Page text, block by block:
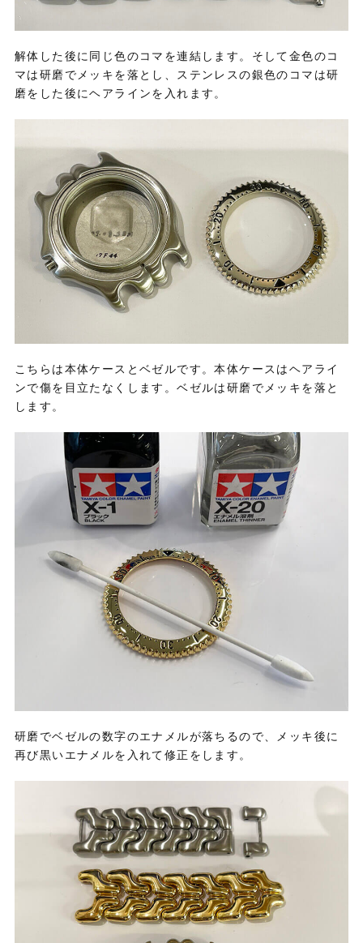
解体した後に同じ色のコマを連結します。そして金色のコ
マは研磨でメッキを落とし、ステンレスの銀色のコマは研
磨をした後にヘアラインを入れます。
こちらは本体ケースとベゼルです。本体ケースはヘアライ
ンで傷を目立たなくします。ベゼルは研磨でメッキを落と
します。
研磨でベゼルの数字のエナメルが落ちるので、メッキ後に
再び黒いエナメルを入れて修正をします。